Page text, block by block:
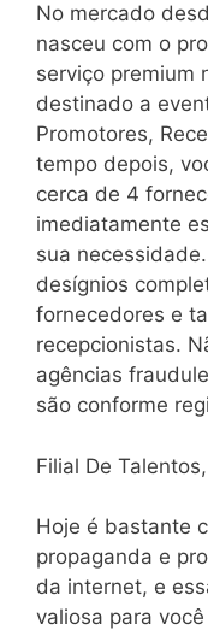
No mercado
nasceu com o
serviço premium
destinado a
Promotores,
tempo depois,
cerca de 4
imediatamente
sua
desígnios
fornecedores e
recepcionistas.
agências
são conforme
Filial De
Hoje é bastante
propaganda e
da internet, e
valiosa para